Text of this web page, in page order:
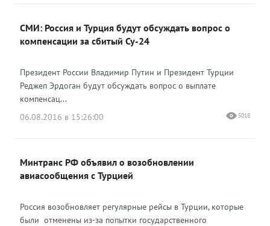
СМИ: Россия и Турция будут обсуждать вопрос о
компенсации за сбитый Су-24
Президент России Владимир Путин и Президент Турции
Реджеп Эрдоган будут обсуждать вопрос о выплате
компенсац...
06.08.2016 в 15:26:00
5018
Минтранс РФ объявил о возобновлении
авиасообщения с Турцией
Россия возобновляет регулярные рейсы в Турции, которые
были отменены из-за попытки государственного